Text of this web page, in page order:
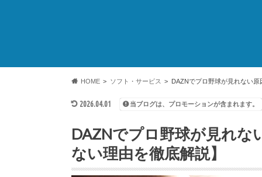
HOME ソフト・サービス DAZNでプロ野球が見れない
2026.04.01 当ブログは、プロモーションが含まれます。
DAZNでプロ野球が見れな
ない理由を徹底解説】